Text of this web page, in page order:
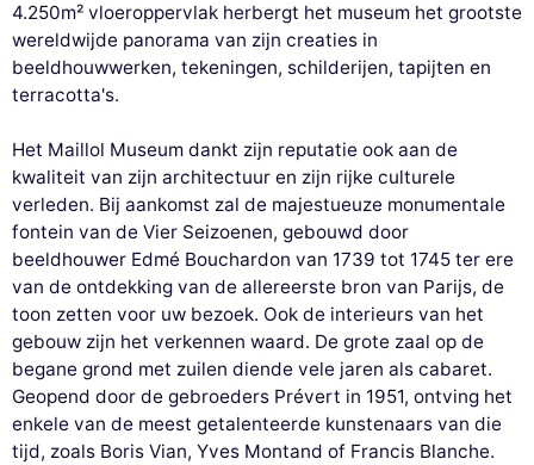
Deze website gebruikt
cookies
ervaring te verbeteren, ons bereik te meten en de advertenties die u
worden getoond te personaliseren. U kunt uw voorkeuren op elk
moment accepteren, weigeren of beheren.
Toestemmingen gecertificeerd door
Nooit! Laat me zien Dit is ok voor mik
4.250m² vloeroppervlak herbergt het museum het grootste
wereldwijde panorama van zijn creaties in
beeldhouwwerken, tekeningen, schilderijen, tapijten en
terracotta's.
Het Maillol Museum dankt zijn reputatie ook aan de
kwaliteit van zijn architectuur en zijn rijke culturele
verleden. Bij aankomst zal de majestueuze monumentale
fontein van de Vier Seizoenen, gebouwd door
beeldhouwer Edmé Bouchardon van 1739 tot 1745 ter ere
van de ontdekking van de allereerste bron van Parijs, de
toon zetten voor uw bezoek. Ook de interieurs van het
gebouw zijn het verkennen waard. De grote zaal op de
begane grond met zuilen diende vele jaren als cabaret.
Geopend door de gebroeders Prévert in 1951, ontving het
enkele van de meest getalenteerde kunstenaars van die
tijd, zoals Boris Vian, Yves Montand of Francis Blanche.